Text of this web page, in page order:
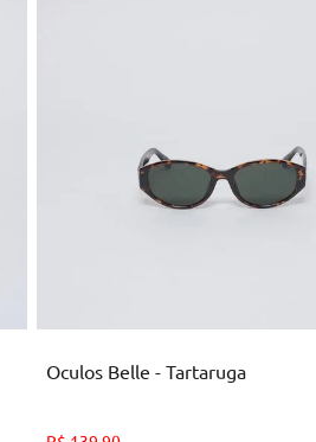
Oculos Belle - Tartaruga